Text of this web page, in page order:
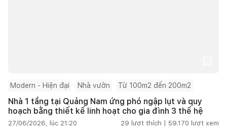
Modern - Hiện đại Nhà vườn Từ 100m2 đến 200m2
Nhà 1 tầng tại Quảng Nam ứng phó ngập lụt và quy
hoạch bằng thiết kế linh hoạt cho gia đình 3 thế hệ
27/06/2026, lúc 21:20 29 lượt thích | 59.170 lượt xem